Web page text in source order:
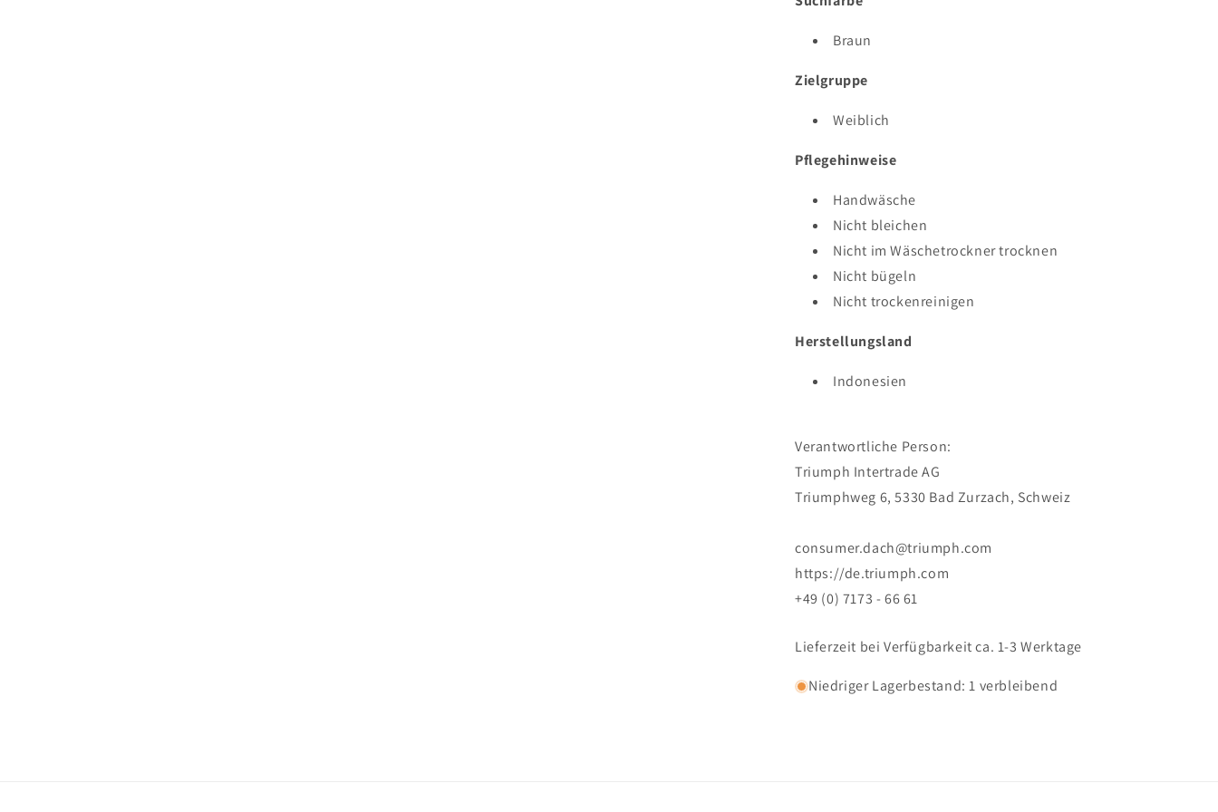
Braun
Zielgruppe
Weiblich
Pflegehinweise
Handwäsche
Nicht bleichen
Nicht im Wäschetrockner trocknen
Nicht bügeln
Nicht trockenreinigen
Herstellungsland
Indonesien
Verantwortliche Person:
Triumph Intertrade AG
Triumphweg 6, 5330 Bad Zurzach, Schweiz
consumer.dach@triumph.com
https://de.triumph.com
+49 (0) 7173 - 66 61
Lieferzeit bei Verfügbarkeit ca. 1-3 Werktage
Niedriger Lagerbestand: 1 verbleibend